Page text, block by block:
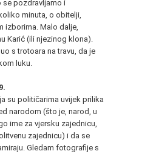
se pozdravljamo i
minuta, o obitelji,
izborima. Malo dalje,
Karić (ili njezinog klona).
s trotoara na travu, da je
luku.
su političarima uvijek prilika
narodom (što je, narod, u
ime za vjersku zajednicu,
zajednicu) i da se
Gledam fotografije s